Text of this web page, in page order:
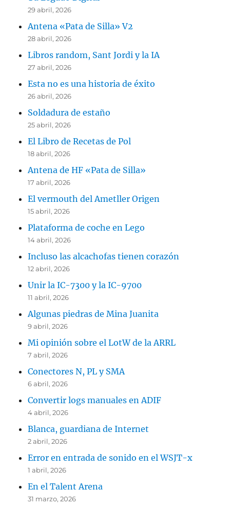
29 abril, 2026
Antena «Pata de Silla» V2
28 abril, 2026
Libros random, Sant Jordi y la IA
27 abril, 2026
Esta no es una historia de éxito
26 abril, 2026
Soldadura de estaño
25 abril, 2026
El Libro de Recetas de Pol
18 abril, 2026
Antena de HF «Pata de Silla»
17 abril, 2026
El vermouth del Ametller Origen
15 abril, 2026
Plataforma de coche en Lego
14 abril, 2026
Incluso las alcachofas tienen corazón
12 abril, 2026
Unir la IC-7300 y la IC-9700
11 abril, 2026
Algunas piedras de Mina Juanita
9 abril, 2026
Mi opinión sobre el LotW de la ARRL
7 abril, 2026
Conectores N, PL y SMA
6 abril, 2026
Convertir logs manuales en ADIF
4 abril, 2026
Blanca, guardiana de Internet
2 abril, 2026
Error en entrada de sonido en el WSJT-x
1 abril, 2026
En el Talent Arena
31 marzo, 2026